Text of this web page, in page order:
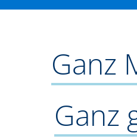
Ganz
Ganz